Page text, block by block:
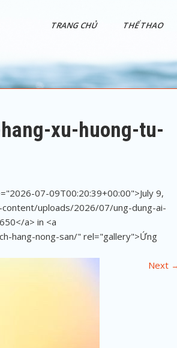
TRANG CHỦ THỂ THAO
xu-huong-tu-
07-09T00:20:39+00:00">July 9,
uploads/2026/07/ung-dung-ai-
a> in <a
hang-nong-san/" rel="gallery">Ứng
Next